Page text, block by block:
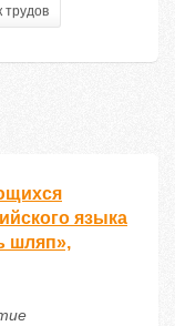
трудов
языка
шляп»,